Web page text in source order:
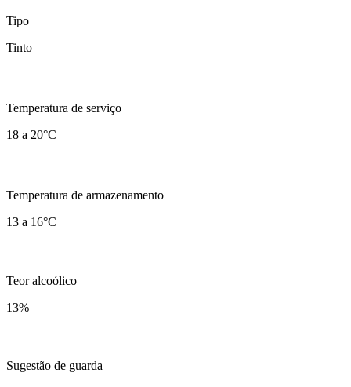
Tipo
Tinto
Temperatura de serviço
18 a 20°C
Temperatura de armazenamento
13 a 16°C
Teor alcoólico
13%
Sugestão de guarda